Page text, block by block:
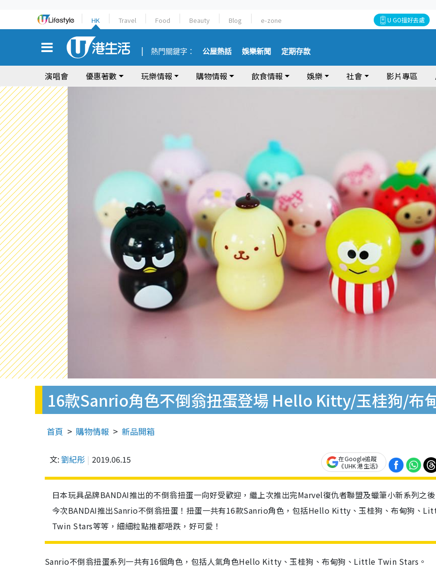
HK Travel Food Beauty Blog e-zone U GO搵好去處
熱門關鍵字： 公屋熱話 娛樂新聞 定期存款
演唱會 優惠著數 玩樂情報 購物情報 飲食情報 娛樂 社會 影片專區
16款Sanrio角色不倒翁扭蛋登場 Hello Kitty/玉桂狗/
首頁 購物情報 新品開箱
文: 劉紀彤 2019.06.15
在Google追蹤
《UHK 港生活》
日本玩具品牌BANDAI推出的不倒翁扭蛋一向好受歡迎，繼上次推出完Marvel復仇者聯盟及蠟筆小新系列之
今次BANDAI推出Sanrio不倒翁扭蛋！扭蛋一共有16款Sanrio角色，包括Hello Kitty、玉桂狗、布甸狗、
Twin Stars等等，細細粒點推都唔跌，好可愛！
Sanrio不倒翁扭蛋系列一共有16個角色，包括人氣角色Hello Kitty、玉桂狗、布甸狗、Little Twin Stars。